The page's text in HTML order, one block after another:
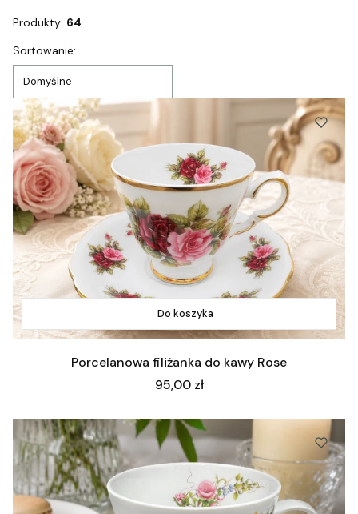
Produkty: 64
Lista produktów
Sortowanie:
Domyślne
Do koszyka
Porcelanowa filiżanka do kawy Rose
Cena
95,00 zł